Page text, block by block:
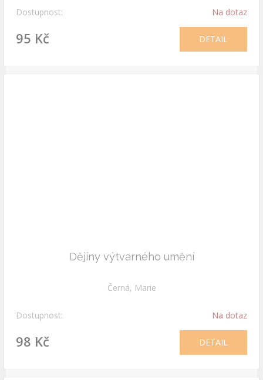
Dostupnost: Na dotaz
95 Kč DETAIL
Dějiny výtvarného umění
Černá, Marie
Dostupnost: Na dotaz
98 Kč DETAIL